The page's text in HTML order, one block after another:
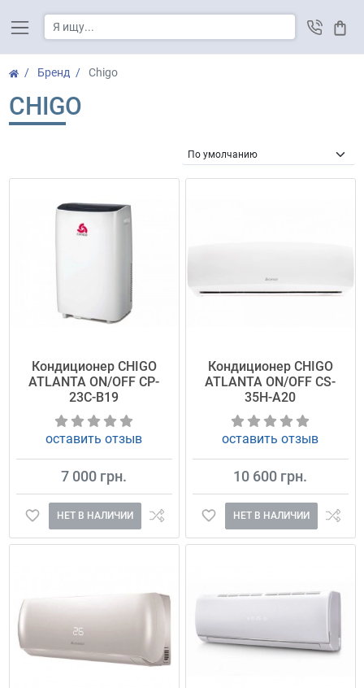
Бренд Chigo
CHIGO
Кондиционер CHIGO
ATLANTA ON/OFF CP-
23C-B19
оставить отзыв
7 000 грн.
НЕТ В НАЛИЧИИ
Кондиционер CHIGO
ATLANTA ON/OFF CS-
35H-A20
оставить отзыв
10 600 грн.
НЕТ В НАЛИЧИИ